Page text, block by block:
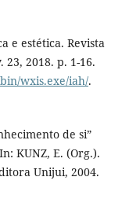
e estética. Revista
23, 2018. p. 1-16.
wxis.exe/iah/.
de si”
KUNZ, E. (Org.).
Unijui, 2004.